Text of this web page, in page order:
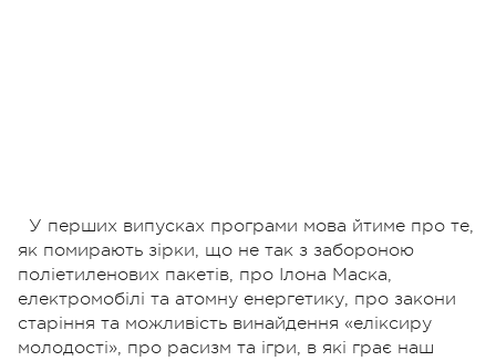
У перших випусках програми мова йтиме про те,
як помирають зірки, що не так з забороною
поліетиленових пакетів, про Ілона Маска,
електромобілі та атомну енергетику, про закони
старіння та можливість винайдення «еліксиру
молодості», про расизм та ігри, в які грає наш